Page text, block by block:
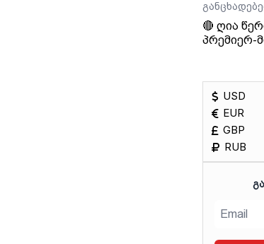
🔴 ღია
პრემიერ-
USD
EUR
GBP
RUB